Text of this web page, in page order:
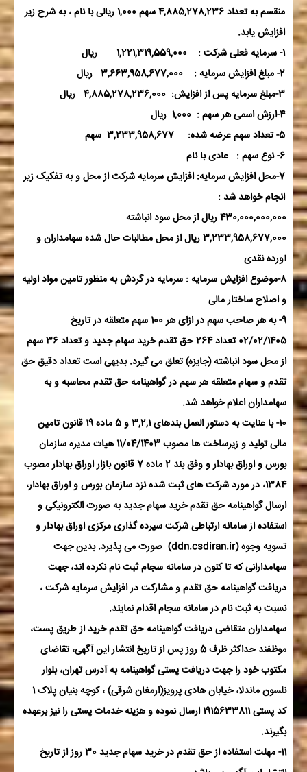
منقسم به تعداد 4,885,278,236 سهم 1,000 ریالی با نام ، به شرح زیر
افزایش یابد.
1- سرمایه فعلی شرکت : 1,221,319,559,000 ریال
2- مبلغ افزایش سرمایه : 3,663,958,677,000 ریال
3-مبلغ سرمایه پس از افزایش: 4,885,278,236,000 ریال
4-ارزش اسمی هر سهم : 1,000 ریال
5- تعداد سهم عرضه شده: 3,233,958,677 سهم
6- نوع سهم : عادی با نام
7-محل افزایش سرمایه: افزایش سرمایه شرکت از محل و به تفکیک زیر
انجام خواهد شد :
430,000,000,000 ریال از محل سود انباشته
3,233,958,677,000 ریال از محل مطالبات حال شده سهامداران و
آورده نقدی
8-موضوع افزایش سرمایه : سرمایه در گردش به منظور تامین مواد اولیه
و اصلاح ساختار مالی
9- به هر صاحب سهم در ازای هر 100 سهم متعلقه در تاریخ
02/02/1405 تعداد 264 حق تقدم خرید سهام جدید و تعداد 36 سهم
از محل سود انباشته (جایزه) تعلق می گیرد. بدیهی است تعداد دقیق حق
تقدم و سهام متعلقه هر سهم در گواهینامه حق تقدم محاسبه و به
سهامداران اعلام خواهد شد.
10- با عنایت به دستور العمل بندهای 3,2,1 و 5 ماده 19 قانون تامین
مالی تولید و زیرساخت ها مصوب 11/04/1403 هیات مدیره سازمان
بورس و اوراق بهادار و وفق بند 2 ماده 7 قانون بازار اوراق بهادار مصوب
1384، در مورد شرکت های ثبت شده نزد سازمان بورس و اوراق بهادار،
ارسال گواهینامه حق تقدم خرید سهام جدید به صورت الکترونیکی و
استفاده از سامانه ارتباطی شرکت سپرده گذاری مرکزی اوراق بهادار و
تسویه وجوه (ddn.csdiran.ir) صورت می پذیرد. بدین جهت
سهامدارانی که تا کنون در سامانه سجام ثبت نام نکرده اند، جهت
دریافت گواهینامه حق تقدم و مشارکت در افزایش سرمایه شرکت ،
نسبت به ثبت نام در سامانه سجام اقدام نمایند.
سهامداران متقاضی دریافت گواهینامه حق تقدم خرید از طریق پست،
موظفند حداکثر ظرف 5 روز پس از تاریخ انتشار این آگهی، تقاضای
مکتوب خود را جهت دریافت پستی گواهینامه به آدرس تهران، بلوار
نلسون ماندلا، خیابان هادی پرویز(ارمغان شرقی) ، کوچه بنیان پلاک 1
کد پستی 1915633811 ارسال نموده و هزینه خدمات پستی را نیز برعهده
بگیرند.
11- مهلت استفاده از حق تقدم در خرید سهام جدید 30 روز از تاریخ